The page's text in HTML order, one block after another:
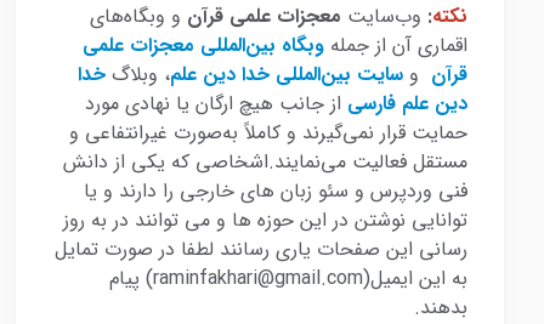
نکته: وب‌سایت معجزات علمی قرآن و وبگاه‌های
اقماری آن از جمله وبگاه بین‌المللی معجزات علمی
قرآن و سایت بین‌المللی خدا دین علم، وبلاگ خدا
دین علم فارسی از جانب هیچ ارگان یا نهادی مورد
حمایت قرار نمی‌گیرند و کاملاً به‌صورت غیرانتفاعی و
مستقل فعالیت می‌نمایند.اشخاصی که یکی از دانش
فنی وردپرس و سئو زبان های خارجی را دارند و یا
توانایی نوشتن در این حوزه ها و می توانند در به روز
رسانی این صفحات یاری رسانند لطفا در صورت تمایل
به این ایمیل(raminfakhari@gmail.com) پیام
بدهند.